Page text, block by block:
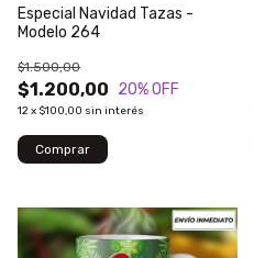
Especial Navidad Tazas -
Modelo 264
$1.200,00
$1.500,00
20% OFF
12x $100,00 sin interés